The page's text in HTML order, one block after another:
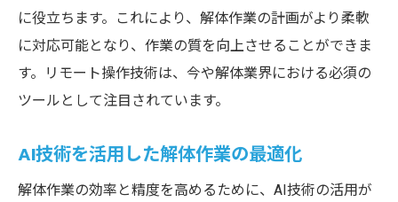
テクノロジーがもたらす安全文化の変革
解体工事から見た愛知県の環境への貢献とは
解体業界からの環境保護への取り組み
地域の生態系を守るための施策
再生可能エネルギーの活用と推進
に役立ちます。これにより、解体作業の計画がより柔軟
に対応可能となり、作業の質を向上させることができま
す。リモート操作技術は、今や解体業界における必須の
ツールとして注目されています。
AI技術を活用した解体作業の最適化
解体作業の効率と精度を高めるために、AI技術の活用が